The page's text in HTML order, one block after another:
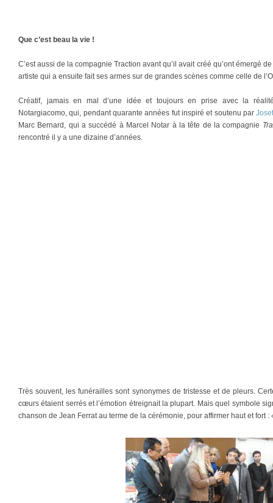
Que c’est beau la vie !
C’est aussi de la compagnie Traction avant qu’il avait créé qu’ont émergé
artiste qui a ensuite fait ses armes sur de grandes scènes comme celle de
Créatif, jamais en mal d’une idée et toujours en prise avec la
Notargiacomo, qui, pendant quarante années fut inspiré et soutenu par
Marc Bernard, qui a succédé à Marcel Notar à la tête de la compagnie
rencontré il y a une dizaine d’années.
Très souvent, les funérailles sont synonymes de tristesse et de pleurs.
cœurs étaient serrés et l’émotion étreignait la plupart. Mais quel symbole
chanson de Jean Ferrat au terme de la cérémonie, pour affirmer haut et fort :